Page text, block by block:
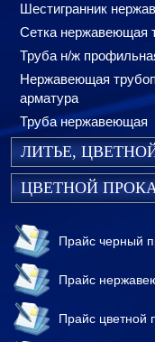
Шестигранник
Сетка нержавеющая
Труба н/ж
Нержавеющая
арматура
Труба нержавеющая
ЛИТЬЕ,
ЦВЕТНОЙ
Прайс черный
Прайс
Прайс цветной